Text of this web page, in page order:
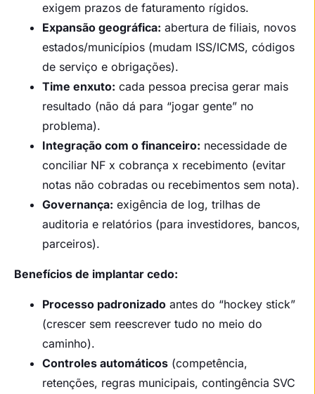
exigem prazos de faturamento rígidos.
Expansão geográfica: abertura de filiais, novos
estados/municípios (mudam ISS/ICMS, códigos
de serviço e obrigações).
Time enxuto: cada pessoa precisa gerar mais
resultado (não dá para “jogar gente” no
problema).
Integração com o financeiro: necessidade de
conciliar NF x cobrança x recebimento (evitar
notas não cobradas ou recebimentos sem nota).
Governança: exigência de log, trilhas de
auditoria e relatórios (para investidores, bancos,
parceiros).
Benefícios de implantar cedo:
Processo padronizado antes do “hockey stick”
(crescer sem reescrever tudo no meio do
caminho).
Controles automáticos (competência,
retenções, regras municipais, contingência SVC